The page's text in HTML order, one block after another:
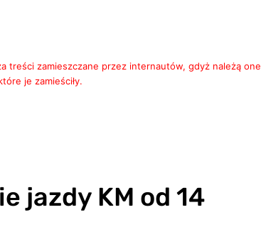
treści zamieszczane przez internautów, gdyż należą one
je zamieściły.